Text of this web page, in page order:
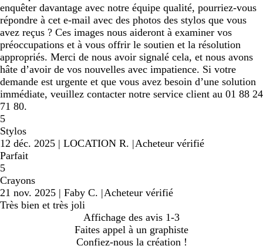
enquêter davantage avec notre équipe qualité, pourriez-vous
répondre à cet e-mail avec des photos des stylos que vous
avez reçus ? Ces images nous aideront à examiner vos
préoccupations et à vous offrir le soutien et la résolution
appropriés. Merci de nous avoir signalé cela, et nous avons
hâte d’avoir de vos nouvelles avec impatience. Si votre
demande est urgente et que vous avez besoin d’une solution
immédiate, veuillez contacter notre service client au 01 88 24
71 80.
5
Stylos
12 déc. 2025 | LOCATION R. |Acheteur vérifié
Parfait
5
Crayons
21 nov. 2025 | Faby C. |Acheteur vérifié
Très bien et très joli
Affichage des avis 1-3
Faites appel à un graphiste
Confiez-nous la création !